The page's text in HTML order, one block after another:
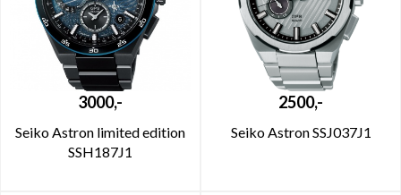
3000,-
Seiko Astron limited edition
SSH187J1
2500,-
Seiko Astron SSJ037J1